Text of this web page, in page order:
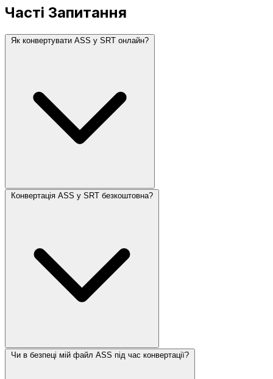
Часті Запитання
Як конвертувати ASS у SRT онлайн?
Конвертація ASS у SRT безкоштовна?
Чи в безпеці мій файл ASS під час конвертації?